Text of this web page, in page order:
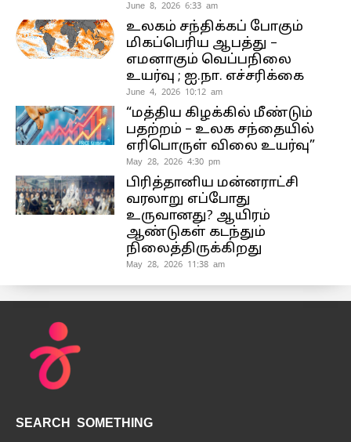
June 8, 2026 6:33 am
உலகம் சந்திக்கப் போகும்
மிகப்பெரிய ஆபத்து –
எமனாகும் வெப்பநிலை
உயர்வு ; ஐ.நா. எச்சரிக்கை
June 4, 2026 10:12 am
“மத்திய கிழக்கில் மீண்டும்
பதற்றம் – உலக சந்தையில்
எரிபொருள் விலை உயர்வு”
May 28, 2026 4:30 pm
பிரித்தானிய மன்னராட்சி
வரலாறு எப்போது
உருவானது? ஆயிரம்
ஆண்டுகள் கடந்தும்
நிலைத்திருக்கிறது
May 28, 2026 11:38 am
SEARCH SOMETHING